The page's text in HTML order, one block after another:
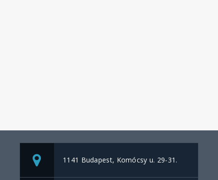
1141 Budapest, Komócsy u. 29-31.